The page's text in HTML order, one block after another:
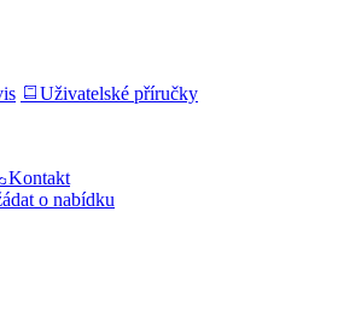
Uživatelské příručky
Kontakt
o nabídku